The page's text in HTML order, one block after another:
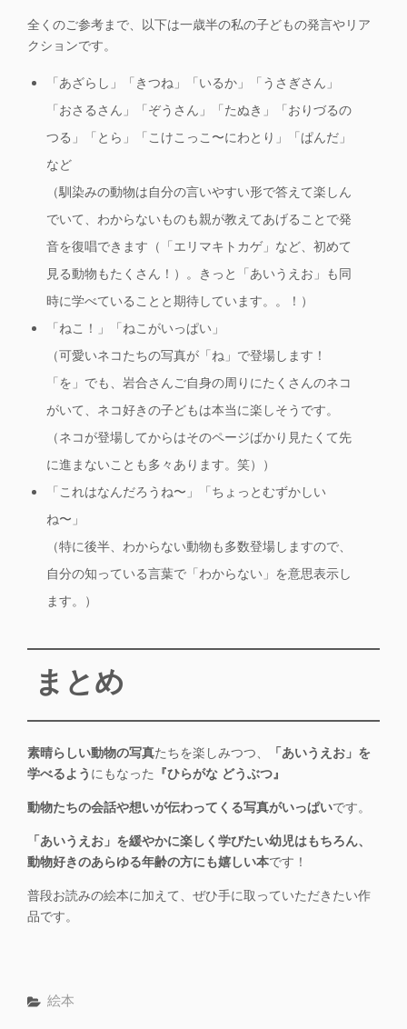
全くのご参考まで、以下は一歳半の私の子どもの発言やリア
クションです。
「あざらし」「きつね」「いるか」「うさぎさん」
「おさるさん」「ぞうさん」「たぬき」「おりづるの
つる」「とら」「こけこっこ〜にわとり」「ぱんだ」
など
（馴染みの動物は自分の言いやすい形で答えて楽しん
でいて、わからないものも親が教えてあげることで発
音を復唱できます（「エリマキトカゲ」など、初めて
見る動物もたくさん！）。きっと「あいうえお」も同
時に学べていることと期待しています。。！）
「ねこ！」「ねこがいっぱい」
（可愛いネコたちの写真が「ね」で登場します！
「を」でも、岩合さんご自身の周りにたくさんのネコ
がいて、 ネコ好きの子どもは本当に楽しそう です。
（ネコが登場してからはそのページばかり見たくて先
に進まないことも多々あります。笑））
「これはなんだろうね〜」「ちょっとむずかしい
ね〜」
（特に後半、わからない動物も多数登場しますので、
自分の知っている言葉で「わからない」を意思表示し
ます。）
まとめ
素晴らしい動物の写真たちを楽しみつつ、
「あいうえお」を
学べるよう にもなった 『ひらがな どうぶつ』
動物たちの会話や想いが伝わってくる写真がいっぱいです。
「あいうえお」を緩やかに楽しく 学びたい幼児はもちろん、
動物好きのあらゆる年齢の方にも嬉しい本です！
普段お読みの絵本に加えて、ぜひ手に取っていただきたい作
品です。
カ
絵本